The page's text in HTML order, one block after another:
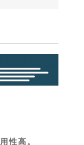
性高。